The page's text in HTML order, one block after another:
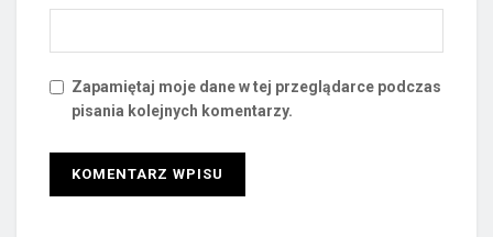
Zapamiętaj moje dane w tej przeglądarce podczas
pisania kolejnych komentarzy.